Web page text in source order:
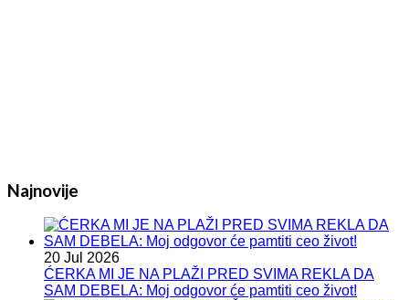
Najnovije
20 Jul 2026
ĆERKA MI JE NA PLAŽI PRED SVIMA REKLA DA
SAM DEBELA: Moj odgovor će pamtiti ceo život!